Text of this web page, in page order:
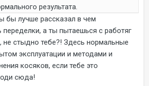
результата.
бы лучше рассказал в чем
переделки, а ты пытаешься с работяг
не стыдно тебе?! Здесь нормальные
эксплуатации и методами и
косяков, если тебе это
сюда!